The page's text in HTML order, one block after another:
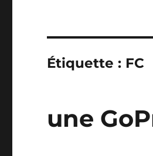
Étiquette : FC
une